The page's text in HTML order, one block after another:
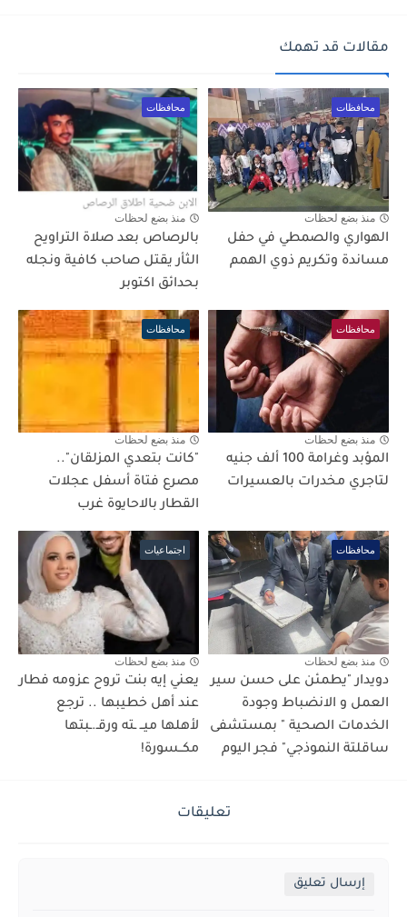
مقالات قد تهمك
محافظات
منذ بضع لحظات
الهواري والصمطي في حفل
مساندة وتكريم ذوي الهمم
محافظات
منذ بضع لحظات
بالرصاص بعد صلاة التراويح
الثأر يقتل صاحب كافية ونجله
بحدائق اكتوبر
محافظات
منذ بضع لحظات
المؤبد وغرامة 100 ألف جنيه
لتاجري مخدرات بالعسيرات
محافظات
منذ بضع لحظات
"كانت بتعدي المزلقان"..
مصرع فتاة أسفل عجلات
القطار بالاحايوة غرب
محافظات
منذ بضع لحظات
دويدار "يطمئن على حسن سير
العمل و الانضباط وجودة
الخدمات الصحية " بمستشفى
ساقلتة النموذجي" فجر اليوم
اجتماعيات
منذ بضع لحظات
يعني إيه بنت تروح عزومه فطار
عند أهل خطيبها .. ترجع
لأهلها ميــ ـته ورقـ.ـبتها
مكــسورة!
تعليقات
إرسال تعليق